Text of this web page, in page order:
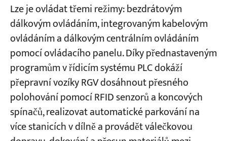
Lze je ovládat třemi režimy: bezdrátovým
dálkovým ovládáním, integrovaným kabelovým
ovládáním a dálkovým centrálním ovládáním
pomocí ovládacího panelu. Díky přednastaveným
programům v řídicím systému PLC dokáží
přepravní vozíky RGV dosáhnout přesného
polohování pomocí RFID senzorů a koncových
spínačů, realizovat automatické parkování na
více stanicích v dílně a provádět válečkovou